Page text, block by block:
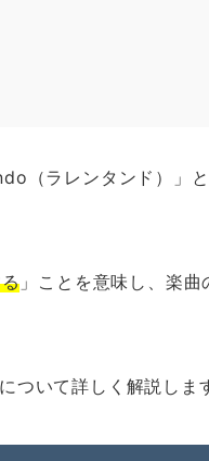
（ラレンタンド）」
」ことを意味し、楽
ついて詳しく解説しま